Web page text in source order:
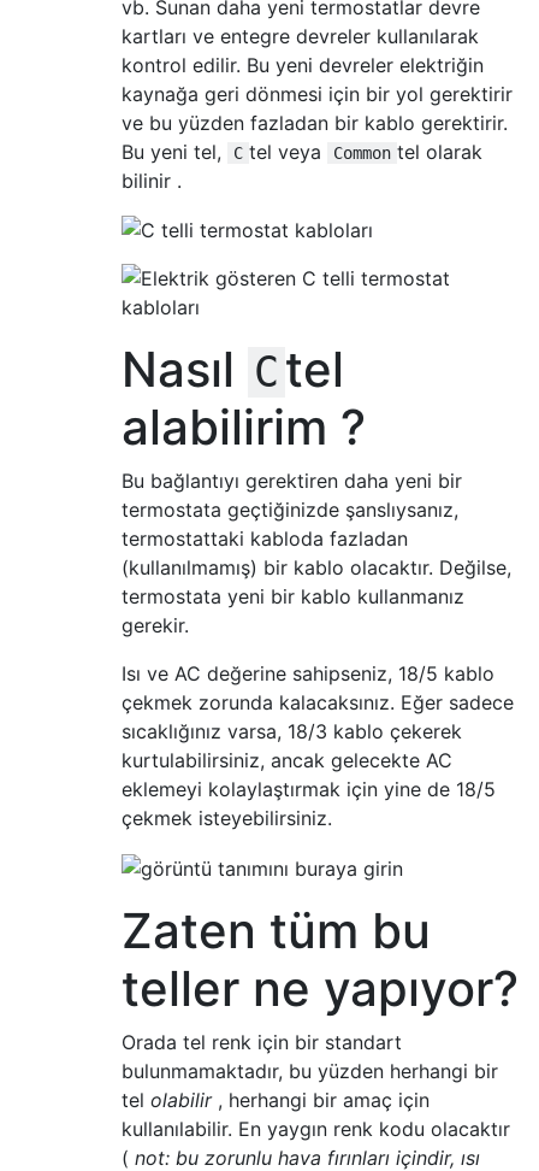
vb. Sunan daha yeni termostatlar devre
kartları ve entegre devreler kullanılarak
kontrol edilir. Bu yeni devreler elektriğin
kaynağa geri dönmesi için bir yol gerektirir
ve bu yüzden fazladan bir kablo gerektirir.
Bu yeni tel,
C tel veya Common tel olarak
bilinir .
Nasıl C tel
alabilirim ?
Bu bağlantıyı gerektiren daha yeni bir
termostata geçtiğinizde şanslıysanız,
termostattaki kabloda fazladan
(kullanılmamış) bir kablo olacaktır. Değilse,
termostata yeni bir kablo kullanmanız
gerekir.
Isı ve AC değerine sahipseniz, 18/5 kablo
çekmek zorunda kalacaksınız. Eğer sadece
sıcaklığınız varsa, 18/3 kablo çekerek
kurtulabilirsiniz, ancak gelecekte AC
eklemeyi kolaylaştırmak için yine de 18/5
çekmek isteyebilirsiniz.
Zaten tüm bu
teller ne yapıyor?
Orada tel renk için bir standart
bulunmamaktadır, bu yüzden herhangi bir
tel olabilir, herhangi bir amaç için
kullanılabilir. En yaygın renk kodu olacaktır
( not: bu zorunlu hava fırınları içindir, ısı